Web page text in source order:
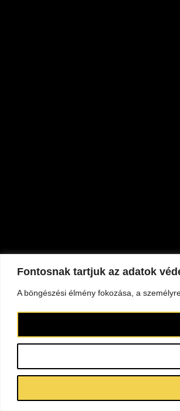
Fontosnak tartjuk az adatok
A böngészési élmény fokozása, a